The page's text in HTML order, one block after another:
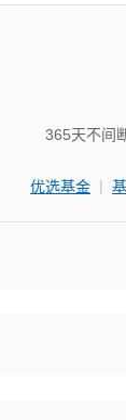
365天不间
优选基金 |